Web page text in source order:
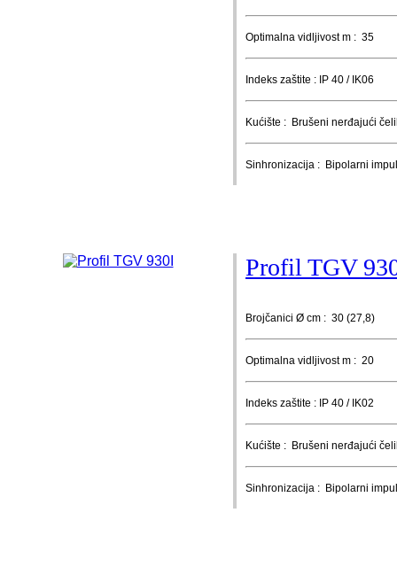
Optimalna vidljivost m : 35
Indeks zaštite : IP 40 / IK06
Kućište : Brušeni nerđajući
Sinhronizacija : Bipolarni
Profil TGV
Brojčanici Ø cm : 30 (27,8)
Optimalna vidljivost m : 20
Indeks zaštite : IP 40 / IK02
Kućište : Brušeni nerđajući
Sinhronizacija : Bipolarni